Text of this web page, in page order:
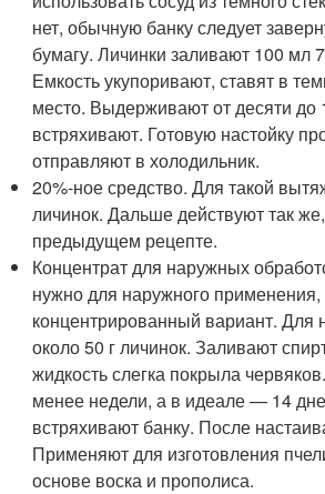
нет, обычную банку следует
бумагу. Личинки заливают 100 мл
Емкость укупоривают, ставят в
место. Выдерживают от десяти до
встряхивают. Готовую настойку
отправляют в холодильник.
20%-ное средство. Для такой
личинок. Дальше действуют так
предыдущем рецепте.
Концентрат для наружных
нужно для наружного применения,
концентрированный вариант. Для
около 50 г личинок. Заливают
жидкость слегка покрыла
менее недели, а в идеале — 14
встряхивают банку. После
Применяют для изготовления
основе воска и прополиса.